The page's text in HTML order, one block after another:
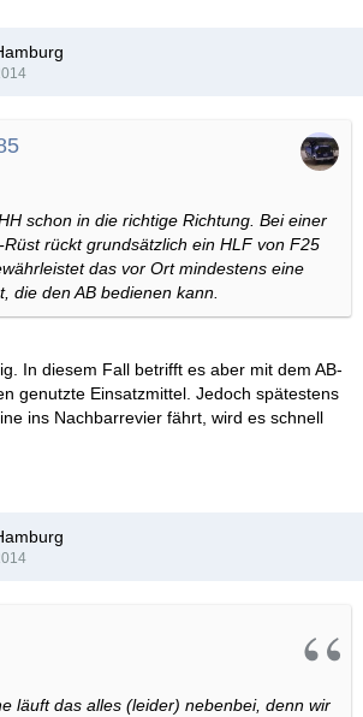
schon in die richtige Richtung. Bei einer
rückt grundsätzlich ein HLF von F25
das vor Ort mindestens eine
die den AB bedienen kann.
In diesem Fall betrifft es aber mit dem AB-
genutzte Einsatzmittel. Jedoch spätestens
ins Nachbarrevier fährt, wird es schnell
läuft das alles (leider) nebenbei, denn wir